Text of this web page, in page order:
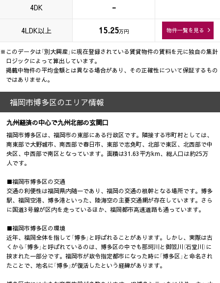
4DK -
4LDK以上 15.25万円 物件一覧を見る
※このデータは「別大興産」に現在登録されている賃貸物件の賃料を元に独自の集計
ロジックによって算出しています。
掲載中物件の平均金額とは異なる場合があり、その正確性について保証するもの
ではありません。
福岡市博多区のエリア情報
九州経済の中心で九州北部の玄関口
福岡市博多区は、福岡市の東部にある行政区です。隣接する市町村としては、
南東部で大野城市、南西部で春日市、東部で志免町、北部で東区、北西部で中
央区、中西部で南区となっています。面積は31.63平方km、総人口は約25万
人です。
■福岡市博多区の交通
交通の利便性は福岡県内随一であり、福岡の交通の根幹となる場所です。博多
駅、福岡空港、博多港といった、陸海空の主要交通網が存在しています。さら
に国道3号線が区内を走っているほか、福岡都市高速道路も通っています。
■福岡市博多区の環境
近年、福岡全体を指して「博多」と呼ばれることがあります。しかし、実際は古
くから「博多」と呼ばれているのは、博多区の中でも那珂川と御笠川（石堂川）に
挟まれた一部分です。福岡市が政令指定都市になった時に「博多区」と命名され
たことで、地名に「博多」が復活したという経緯があります。